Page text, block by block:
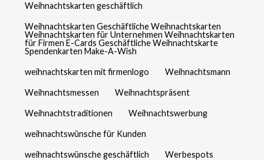
Weihnachtskarten geschäftlich
Weihnachtskarten Geschäftliche Weihnachtskarten
Weihnachtskarten für Unternehmen Weihnachtskarten
für Firmen E-Cards Geschäftliche Weihnachtskarte
Spendenkarten Make-A-Wish
weihnachtskarten mit firmenlogo Weihnachtsmann
Weihnachtsmessen Weihnachtspräsent
Weihnachtstraditionen Weihnachtswerbung
weihnachtswünsche für Kunden
weihnachtswünsche geschäftlich Werbespots